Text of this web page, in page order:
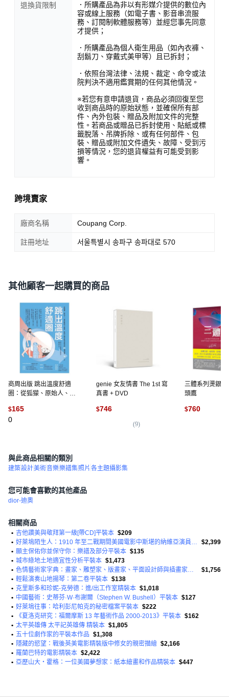
退換貨限制
．所購產品為非以有形媒介提供的數位內
容或線上服務（如電子書、影音串流服
務、訂閱制軟體服務等）並經您事先同意
才提供；
．所購產品為個人衛生用品（如內衣褲、
刮鬍刀、穿戴式美甲等）且已拆封；
．依照台灣法律、法規、裁定、命令或法
院判決不適用鑑賞期的任何其他情況。
※若您有意申請退貨，商品必須回復至您
收到商品時的原始狀態，並確保所有部
件、內外包裝、贈品及附加文件的完整
性。若商品或贈品已拆封使用、貼紙或標
籤脫落、吊牌拆除、或有任何部件、包
裝、贈品或附加文件遺失、故障、受到污
損等情況，您的退貨權益有可能受到影
響。
跨境賣家
廠商名稱 Coupang Corp.
註冊地址 서울특별시 송파구 송파대로 570
其他顧客一起購買的商品
商周出版 跳出溫度舒適
圈：從狐獴、原始人、蛋
冷氣也能活的21個消暑
「涼」方
$165
0
genie 女友情書 The 1st 寫
真書 + DVD
$746
(9)
三體系列燙銀簽
頭鷹
$760
與此商品相關的類別
建築設計美術音樂樂譜集照片 各主題攝影集
您可能會喜歡的其他產品
dior-迪奧
相關商品
• 吉他讚美與敬拜第一級[帶CD]平裝本 $209
•
好萊塢陌生人：1910 年至二戰期間美國電影中斯堪的納維亞演員的歷史精裝本
$2,399
• 願主保佑你並保守你：樂譜及部分平裝本 $135
• 城市綠地土地適宜性分析平裝本 $1,473
•
色情藝術家字典：畫家、雕塑家、版畫家、平面設計師與插畫家、平裝本
$1,756
• 輕鬆演奏山地揚琴：第二卷平裝本 $138
• 克里斯多和珍妮-克勞德：進/出工作室精裝本 $1,018
• 中國藝術：史蒂芬·W·布謝爾（Stephen W. Bushell）平裝本 $127
• 好萊塢往事：哈利彭尼帕克的秘密檔案平裝本 $222
•
《夏洛克研究：福爾摩斯 13 年藝術作品 2000-2013》平裝本 $162
• 太平英雄傳 太平記英雄傳 精裝本 $1,805
• 五十位劇作家的平裝本作品 $1,308
• 隱藏的慾望：戰後英美電影精裝版中修女的親密描繪 $2,166
• 羅蘭巴特的電影精裝本 $2,422
• 亞歷山大‧霍格：一位美國夢想家：紙本繪畫和作品精裝本 $447